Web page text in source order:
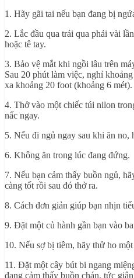
1. Hãy gãi tai nếu bạn đang bị
2. Lắc đầu qua trái qua phải vài
hoặc tê tay.
3. Bảo vệ mắt khi ngồi lâu trên
Sau 20 phút làm việc, nghỉ
xa khoảng 20 foot (khoảng 6 mét).
4. Thở vào một chiếc túi nilon
nấc ngay.
5. Nếu đi ngủ ngay sau khi ăn no,
6. Không ăn trong lúc đang đứng.
7. Nếu bạn cảm thấy buồn ngủ,
càng tốt rồi sau đó thở ra.
8. Cách đơn giản giúp bạn nhịn
9. Đặt một củ hành gần bạn vào
10. Nếu sợ bị tiêm, hãy thử ho
11. Đặt một cây bút bi ngang
đang cảm thấy buồn chán, tức